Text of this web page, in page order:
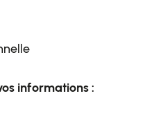
informations :